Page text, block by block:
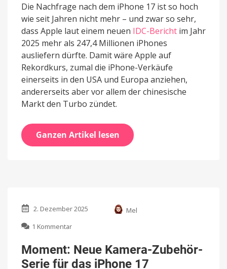
Die Nachfrage nach dem iPhone 17 ist so hoch
wie seit Jahren nicht mehr – und zwar so sehr,
dass Apple laut einem neuen IDC-Bericht im Jahr
2025 mehr als 247,4 Millionen iPhones
ausliefern dürfte. Damit wäre Apple auf
Rekordkurs, zumal die iPhone-Verkäufe
einerseits in den USA und Europa anziehen,
andererseits aber vor allem der chinesische
Markt den Turbo zündet.
Ganzen Artikel lesen
2. Dezember 2025
Mel
1 Kommentar
Neue
Kamera-
Zubehör-
Moment: Neue Kamera-Zubehör-
Serie für das iPhone 17